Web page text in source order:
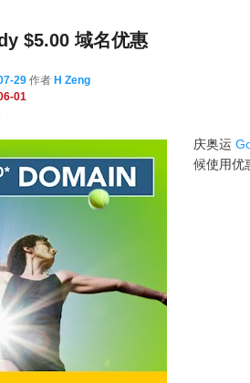
$5.00 域名优惠
29 作者 H Zeng
01
庆奥运
候使用优